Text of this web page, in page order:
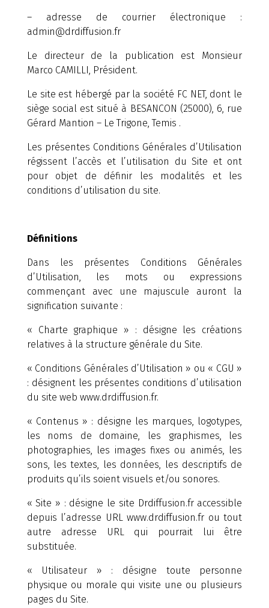
– adresse de courrier électronique :
admin@drdiffusion.fr
Le directeur de la publication est Monsieur
Marco CAMILLI, Président.
Le site est hébergé par la société FC NET, dont le
siège social est situé à BESANCON (25000), 6, rue
Gérard Mantion – Le Trigone, Temis .
Les présentes Conditions Générales d’Utilisation
régissent l’accès et l’utilisation du Site et ont
pour objet de définir les modalités et les
conditions d’utilisation du site.
Définitions
Dans les présentes Conditions Générales
d’Utilisation, les mots ou expressions
commençant avec une majuscule auront la
signification suivante :
« Charte graphique » : désigne les créations
relatives à la structure générale du Site.
« Conditions Générales d’Utilisation » ou « CGU »
: désignent les présentes conditions d’utilisation
du site web www.drdiffusion.fr.
« Contenus » : désigne les marques, logotypes,
les noms de domaine, les graphismes, les
photographies, les images fixes ou animés, les
sons, les textes, les données, les descriptifs de
produits qu’ils soient visuels et/ou sonores.
« Site » : désigne le site Drdiffusion.fr accessible
depuis l’adresse URL www.drdiffusion.fr ou tout
autre adresse URL qui pourrait lui être
substituée.
« Utilisateur » : désigne toute personne
physique ou morale qui visite une ou plusieurs
pages du Site.